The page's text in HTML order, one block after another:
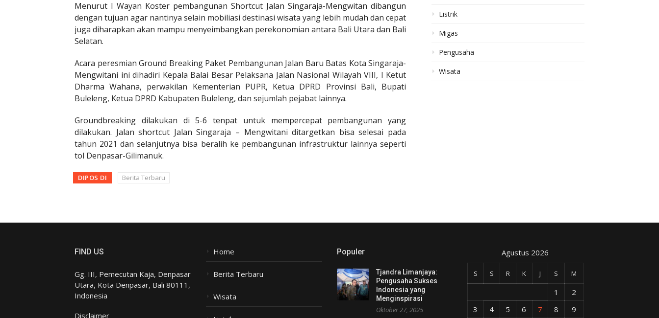
Menurut I Wayan Koster pembangunan Shortcut Jalan Singaraja-Mengwitan dibangun
dengan tujuan agar nantinya selain mobiliasi destinasi wisata yang lebih mudah dan cepat
juga diharapkan akan mampu menyeimbangkan perekonomian antara Bali Utara dan Bali
Selatan.
Acara peresmian Ground Breaking Paket Pembangunan Jalan Baru Batas Kota Singaraja-
Mengwitani ini dihadiri Kepala Balai Besar Pelaksana Jalan Nasional Wilayah VIII, I Ketut
Dharma Wahana, perwakilan Kementerian PUPR, Ketua DPRD Provinsi Bali, Bupati
Buleleng, Ketua DPRD Kabupaten Buleleng, dan sejumlah pejabat lainnya.
Groundbreaking dilakukan di 5-6 tenpat untuk mempercepat pembangunan yang
dilakukan. Jalan shortcut Jalan Singaraja – Mengwitani ditargetkan bisa selesai pada
tahun 2021 dan selanjutnya bisa beralih ke pembangunan infrastruktur lainnya seperti
tol Denpasar-Gilimanuk.
DIPOS DI Berita Terbaru
Listrik
Migas
Pengusaha
Wisata
FIND US
Gg. III, Pemecutan Kaja, Denpasar
Utara, Kota Denpasar, Bali 80111,
Indonesia
Disclaimer
Home
Berita Terbaru
Wisata
Populer
Tjandra Limanjaya:
Pengusaha Sukses
Indonesia yang
Menginspirasi
Oktober 27, 2025
Agustus 2026
S S R K J S M
1
2
3
4 5 6 7 8 9